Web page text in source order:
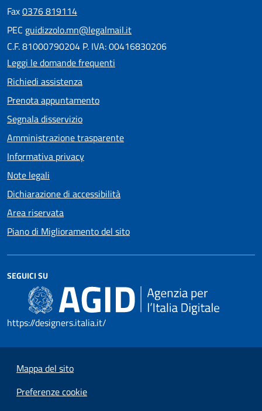
Fax0376 819114
PEC guidizzolo.mn@legalmail.it
C.F. 81000790204 P. IVA: 00416830206
Leggi le domande frequenti
Richiedi assistenza
Prenota appuntamento
Segnala disservizio
Amministrazione trasparente
Informativa privacy
Note legali
Dichiarazione di accessibilità
Area riservata
Piano di Miglioramento del sito
SEGUICI SU
https://designers.italia.it/
Mappa del sito
Preferenze cookie